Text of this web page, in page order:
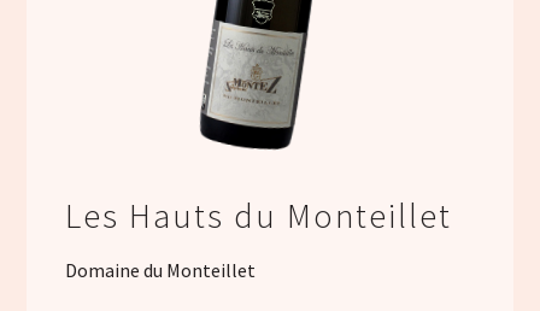
Les Hauts du Monteillet
Domaine du Monteillet